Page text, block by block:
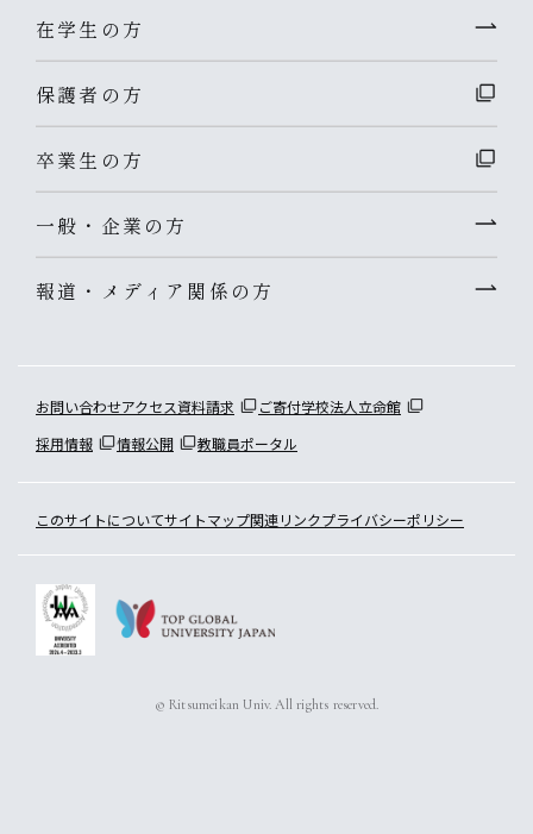
在学生の方
保護者の方
卒業生の方
一般・企業の方
報道・メディア関係の方
お問い合わせアクセス資料請求 ご寄付学校法人立命館
採用情報
情報公開 教職員ポータル
このサイトについてサイトマップ関連リンクプライバシーポリシー
© Ritsumeikan Univ. All rights reserved.